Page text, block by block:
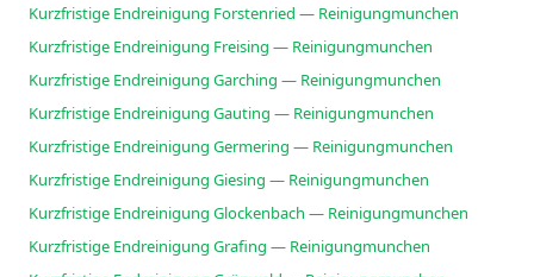
Kurzfristige Endreinigung Forstenried — Reinigungmunchen
Kurzfristige Endreinigung Freising — Reinigungmunchen
Kurzfristige Endreinigung Garching — Reinigungmunchen
Kurzfristige Endreinigung Gauting — Reinigungmunchen
Kurzfristige Endreinigung Germering — Reinigungmunchen
Kurzfristige Endreinigung Giesing — Reinigungmunchen
Kurzfristige Endreinigung Glockenbach — Reinigungmunchen
Kurzfristige Endreinigung Grafing — Reinigungmunchen